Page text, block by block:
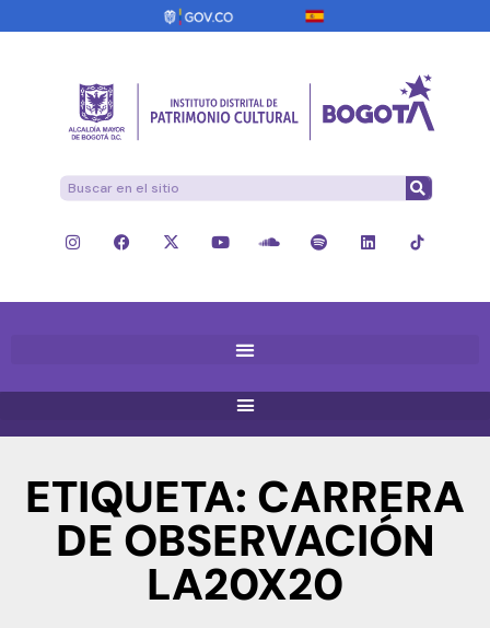
ETIQUETA: CARRERA
DE OBSERVACIÓN
LA20X20